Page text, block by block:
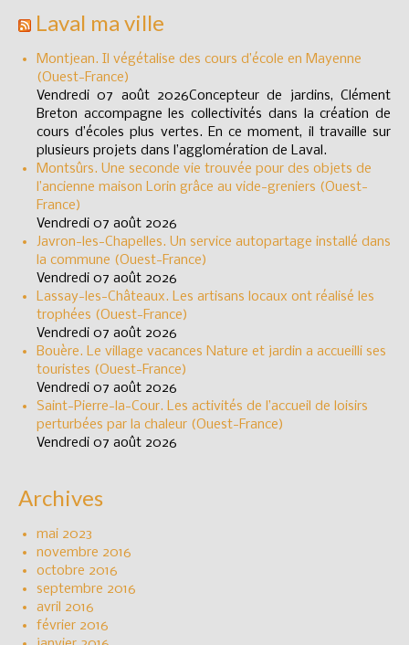
Laval ma ville
Montjean. Il végétalise des cours d’école en Mayenne
(Ouest-France)
Vendredi 07 août 2026Concepteur de jardins, Clément
Breton accompagne les collectivités dans la création de
cours d’écoles plus vertes. En ce moment, il travaille sur
plusieurs projets dans l’agglomération de Laval.
Montsûrs. Une seconde vie trouvée pour des objets de
l’ancienne maison Lorin grâce au vide-greniers (Ouest-
France)
Vendredi 07 août 2026
Javron-les-Chapelles. Un service autopartage installé dans
la commune (Ouest-France)
Vendredi 07 août 2026
Lassay-les-Châteaux. Les artisans locaux ont réalisé les
trophées (Ouest-France)
Vendredi 07 août 2026
Bouère. Le village vacances Nature et jardin a accueilli ses
touristes (Ouest-France)
Vendredi 07 août 2026
Saint-Pierre-la-Cour. Les activités de l’accueil de loisirs
perturbées par la chaleur (Ouest-France)
Vendredi 07 août 2026
Archives
mai 2023
novembre 2016
octobre 2016
septembre 2016
avril 2016
février 2016